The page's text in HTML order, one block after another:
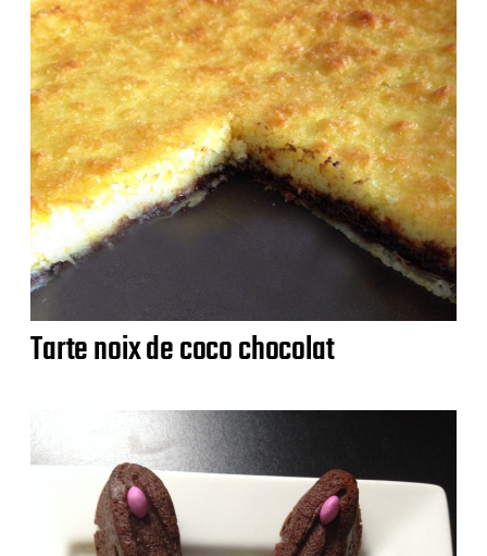
Tarte noix de coco chocolat